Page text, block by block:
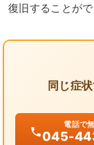
復旧することがで
同じ症
電話で
045-